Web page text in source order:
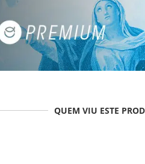
QUEM VIU ESTE